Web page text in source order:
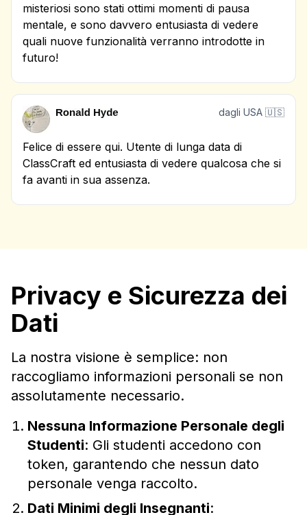
misteriosi sono stati ottimi momenti di pausa
mentale, e sono davvero entusiasta di vedere
quali nuove funzionalità verranno introdotte in
futuro!
dagli USA 🇺🇸
Felice di essere qui. Utente di lunga data di
ClassCraft ed entusiasta di vedere qualcosa che si
fa avanti in sua assenza.
Privacy e Sicurezza dei
Dati
La nostra visione è semplice: non
raccogliamo informazioni personali se non
assolutamente necessario.
Nessuna Informazione Personale degli
Studenti: Gli studenti accedono con
token, garantendo che nessun dato
personale venga raccolto.
Dati Minimi degli Insegnanti: